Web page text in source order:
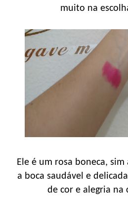
muito na
Ele é um rosa boneca,
a boca saudável e
de cor e alegria na